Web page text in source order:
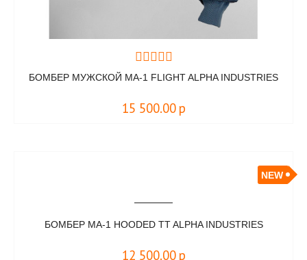
БОМБЕР МУЖСКОЙ MA-1 FLIGHT ALPHA INDUSTRIES
15 500.00 р
NEW
БОМБЕР MA-1 HOODED TT ALPHA INDUSTRIES
12 500.00 р